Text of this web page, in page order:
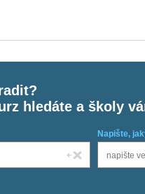
hledáte a školy
Napište,